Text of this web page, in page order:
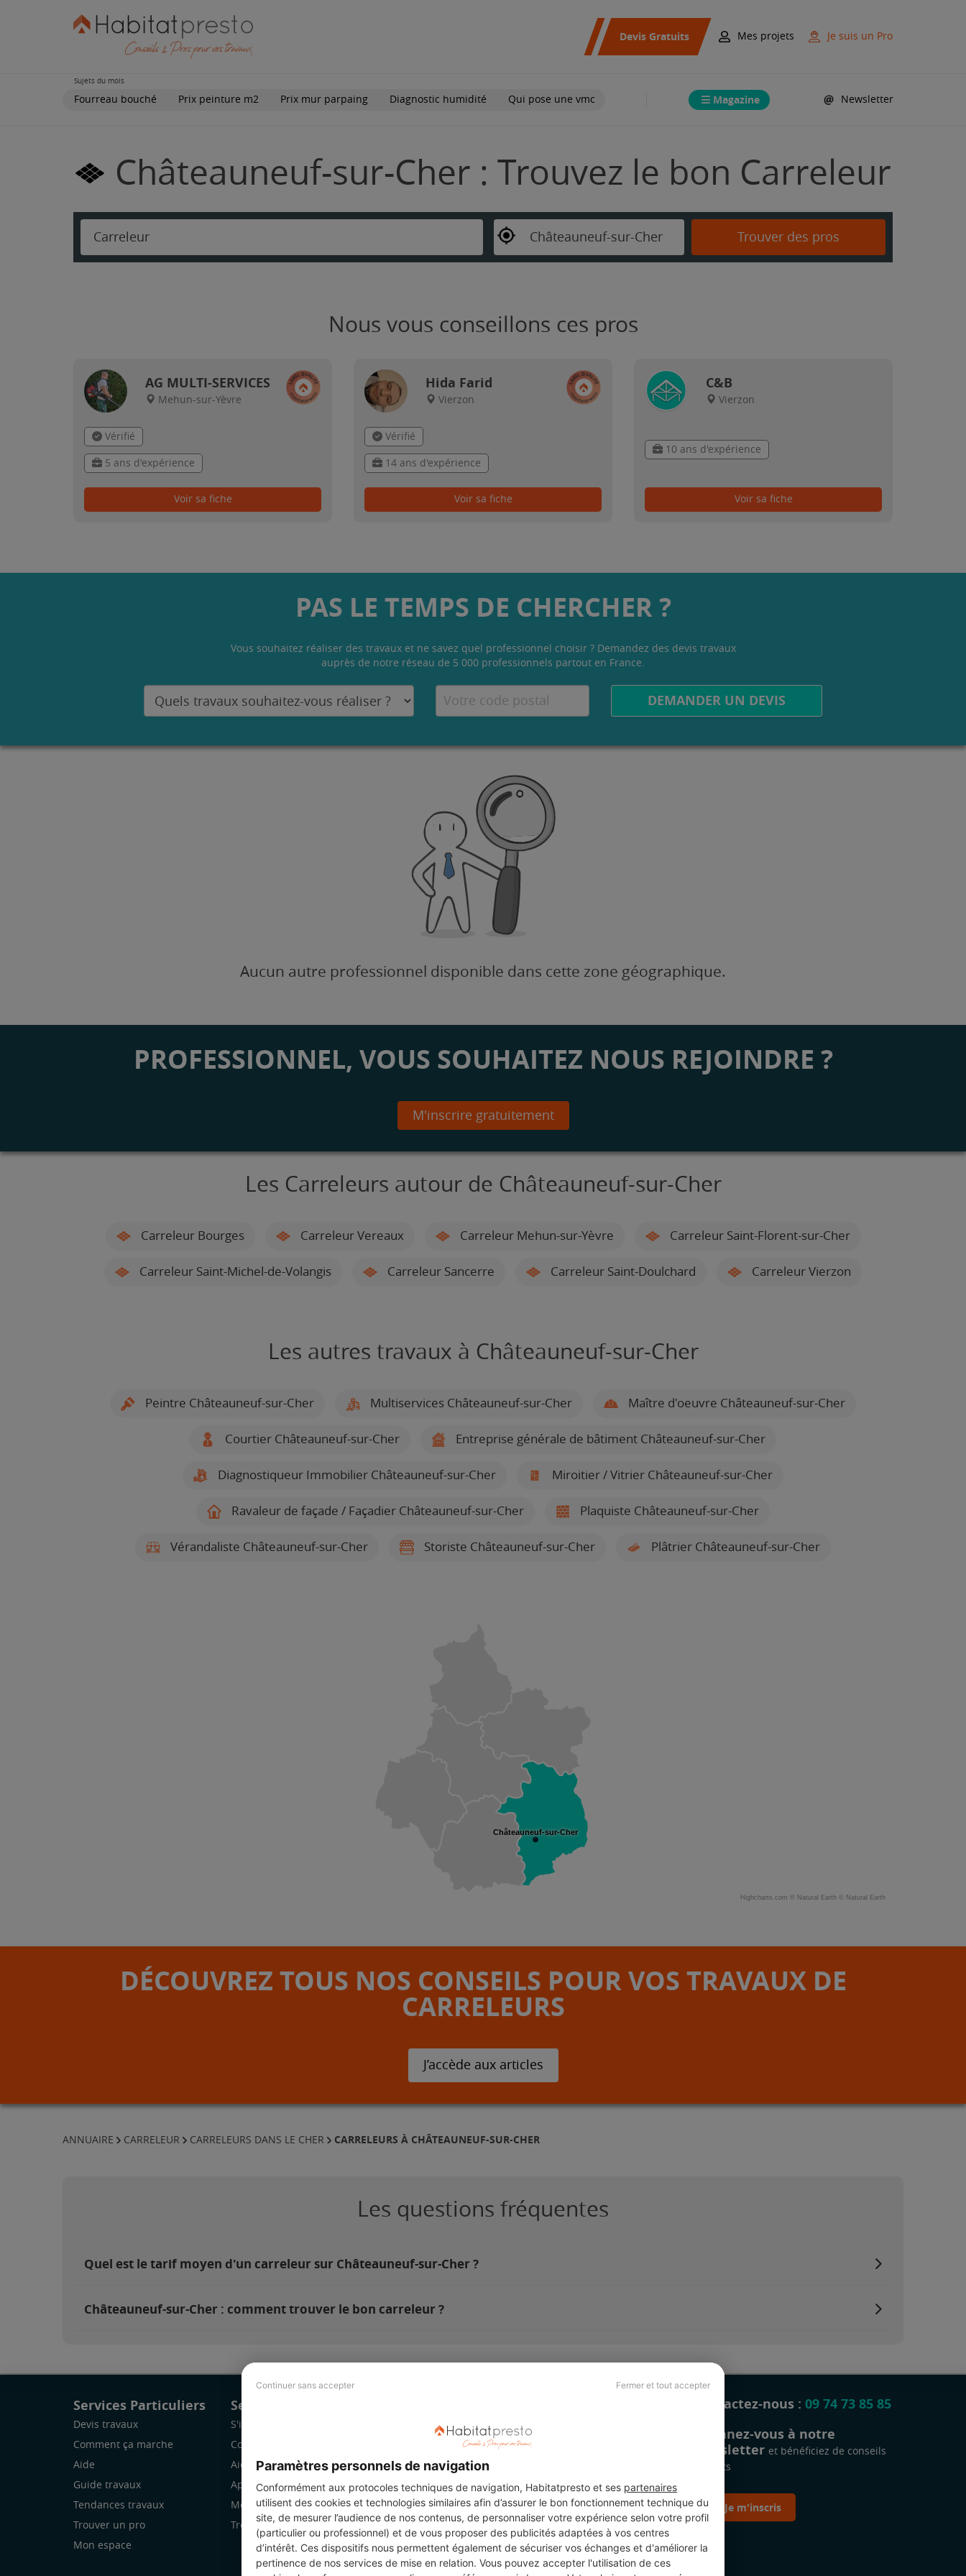
Continuer sans accepter Fermer et tout accepter
Paramètres personnels de navigation
Conformément aux protocoles techniques de navigation, Habitatpresto et ses partenaires
utilisent des cookies et technologies similaires afin d’assurer le bon fonctionnement technique du
site, de mesurer l’audience de nos contenus, de personnaliser votre expérience selon votre profil
(particulier ou professionnel) et de vous proposer des publicités adaptées à vos centres
d’intérêt. Ces dispositifs nous permettent également de sécuriser vos échanges et d'améliorer la
pertinence de nos services de mise en relation. Vous pouvez accepter l'utilisation de ces
Devis Gratuits Mes projets Je suis un Pro
Sujets du mois
Fourreau bouché Prix peinture m2 Prix mur parpaing Diagnostic humidité Qui pose une vmc Magazine Newsletter
Châteauneuf-sur-Cher : Trouvez le bon Carreleur
Carreleur Châteauneuf-sur-Cher Trouver des pros
Nous vous conseillons ces pros
AG MULTI-SERVICES
Mehun-sur-Yèvre
Vérifié
5 ans d'expérience
Voir sa fiche
Hida Farid
Vierzon
Vérifié
14 ans d'expérience
Voir sa fiche
C&B
Vierzon
10 ans d'expérience
Voir sa fiche
PAS LE TEMPS DE CHERCHER ?
Vous souhaitez réaliser des travaux et ne savez quel professionnel choisir ? Demandez des devis travaux
auprès de notre réseau de 5 000 professionnels partout en France.
DEMANDER UN DEVIS
Aucun autre professionnel disponible dans cette zone géographique.
PROFESSIONNEL, VOUS SOUHAITEZ NOUS REJOINDRE ?
M'inscrire gratuitement
Les Carreleurs autour de Châteauneuf-sur-Cher
Carreleur Bourges Carreleur Vereaux Carreleur Mehun-sur-Yèvre Carreleur Saint-Florent-sur-Cher
Carreleur Saint-Michel-de-Volangis Carreleur Sancerre Carreleur Saint-Doulchard Carreleur Vierzon
Les autres travaux à Châteauneuf-sur-Cher
Peintre Châteauneuf-sur-Cher Multiservices Châteauneuf-sur-Cher Maître d'oeuvre Châteauneuf-sur-Cher
Courtier Châteauneuf-sur-Cher Entreprise générale de bâtiment Châteauneuf-sur-Cher
Diagnostiqueur Immobilier Châteauneuf-sur-Cher Miroitier / Vitrier Châteauneuf-sur-Cher
Ravaleur de façade / Façadier Châteauneuf-sur-Cher Plaquiste Châteauneuf-sur-Cher
Vérandaliste Châteauneuf-sur-Cher Storiste Châteauneuf-sur-Cher Plâtrier Châteauneuf-sur-Cher
Châteauneuf-sur-Cher
Highcharts.com © Natural Earth © Natural Earth
DÉCOUVREZ TOUS NOS CONSEILS POUR VOS TRAVAUX DE
CARRELEURS
J’accède aux articles
ANNUAIRE CARRELEUR CARRELEURS DANS LE CHER CARRELEURS À CHÂTEAUNEUF-SUR-CHER
Les questions fréquentes
Quel est le tarif moyen d'un carreleur sur Châteauneuf-sur-Cher ?
Châteauneuf-sur-Cher : comment trouver le bon carreleur ?
Services Particuliers
Devis travaux
Comment ça marche
Aide
Guide travaux
Tendances travaux
Trouver un pro
Mon espace
Services Pro
S'inscrire
Comment ça marche
Aide
Application Mobile
Mon espace
Trouver des chantiers
Revue de presse
Légal
Charte cookies
Contactez-nous : 09 74 73 85 85
Abonnez-vous à notre
newsletter et bénéficiez de conseils
gratuits
Je m'inscris